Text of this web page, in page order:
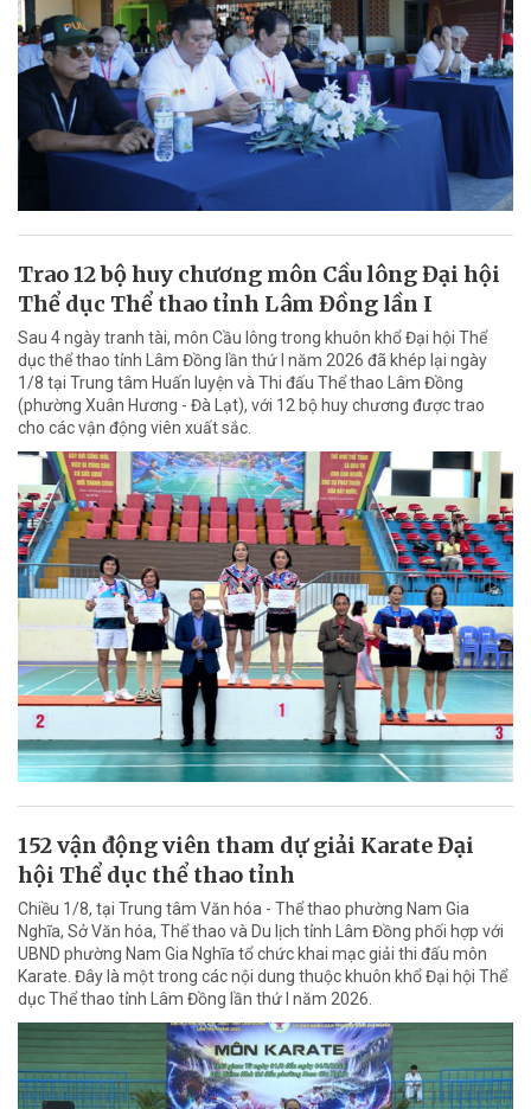
Trao 12 bộ huy chương môn Cầu lông Đại hội
Thể dục Thể thao tỉnh Lâm Đồng lần I
Sau 4 ngày tranh tài, môn Cầu lông trong khuôn khổ Đại hội Thể
dục thể thao tỉnh Lâm Đồng lần thứ I năm 2026 đã khép lại ngày
1/8 tại Trung tâm Huấn luyện và Thi đấu Thể thao Lâm Đồng
(phường Xuân Hương - Đà Lạt), với 12 bộ huy chương được trao
cho các vận động viên xuất sắc.
152 vận động viên tham dự giải Karate Đại
hội Thể dục thể thao tỉnh
Chiều 1/8, tại Trung tâm Văn hóa - Thể thao phường Nam Gia
Nghĩa, Sở Văn hóa, Thể thao và Du lịch tỉnh Lâm Đồng phối hợp với
UBND phường Nam Gia Nghĩa tổ chức khai mạc giải thi đấu môn
Karate. Đây là một trong các nội dung thuộc khuôn khổ Đại hội Thể
dục Thể thao tỉnh Lâm Đồng lần thứ I năm 2026.